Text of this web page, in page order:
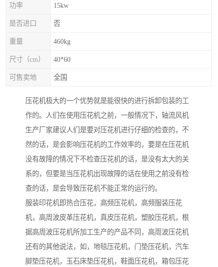
功率 15kw
是否进口 否
重量 460kg
尺寸（cm） 40*60
可售卖地 全国
压花机极大的一个优势就是能很快的进行拆卸包装的工
作的。人们在使用压花机之前，一般情况下，轴流风机
生产厂家建议人们是要对压花机进行仔细的检查的，不
然的话，是会影响压花机的工作效率的，要是在压花机
没有故障的情况下不检查压花机的话，是没有太大的关
系的，但要是当压花机出现故障的话在使用之前没有检
查的话，是会导致压花机不能正常的运行的。
服装印花机即热合压花，高频压花机，高频服装压花
机，高周波皮革压花机，真皮压花机，塑胶压花机，根
据高周波压花机所加工生产的产品不同，高周波压花机
还有的其他说法，如，地毯压花机，门垫压花机，汽车
脚垫压花机，玉石床垫压花机，鞋面压花机，箱包压花